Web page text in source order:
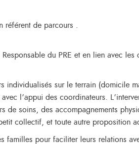
référent de parcours .
du PRE et en lien avec
individualisés sur le terrain (domicile
l’appui des coordinateurs.
de soins, des accompagnements
collectif, et toute autre proposition
familles pour faciliter leurs relations